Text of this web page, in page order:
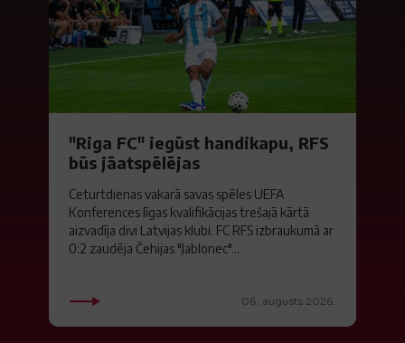
"Riga FC" iegūst handikapu, RFS
būs jāatspēlējas
Ceturtdienas vakarā savas spēles UEFA
Konferences līgas kvalifikācijas trešajā kārtā
aizvadīja divi Latvijas klubi. FC RFS izbraukumā ar
0:2 zaudēja Čehijas "Jablonec"...
06. augusts 2026.